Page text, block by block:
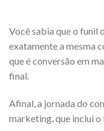
Você sabia que o funil
exatamente a mesma
que é conversão em
final.
Afinal, a jornada do
marketing, que inclui o